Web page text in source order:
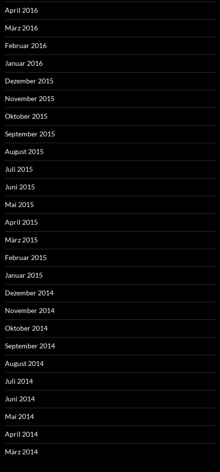
April 2016
März 2016
Februar 2016
Januar 2016
Dezember 2015
November 2015
Oktober 2015
September 2015
August 2015
Juli 2015
Juni 2015
Mai 2015
April 2015
März 2015
Februar 2015
Januar 2015
Dezember 2014
November 2014
Oktober 2014
September 2014
August 2014
Juli 2014
Juni 2014
Mai 2014
April 2014
März 2014